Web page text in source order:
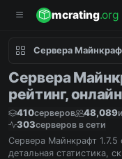
mcrating.org
Сервера
Сервера
рейтинг,
410серверов 48,089
303серверов в сети
Сервера Майнкрафт 1.7.5
детальная статистика,